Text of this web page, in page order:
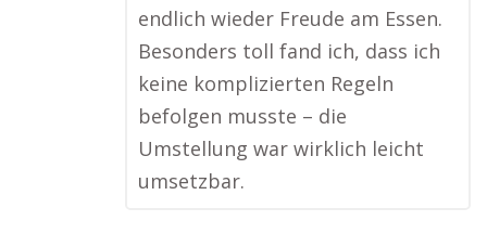
endlich wieder Freude am Essen.
Besonders toll fand ich, dass ich
keine komplizierten Regeln
befolgen musste – die
Umstellung war wirklich leicht
umsetzbar.